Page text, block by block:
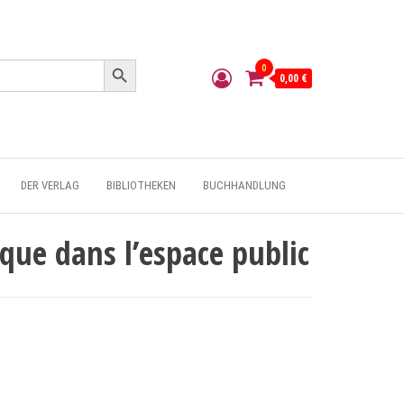
Search Button
0
0,00 €
DER VERLAG BIBLIOTHEKEN BUCHHANDLUNG
dans l’espace public